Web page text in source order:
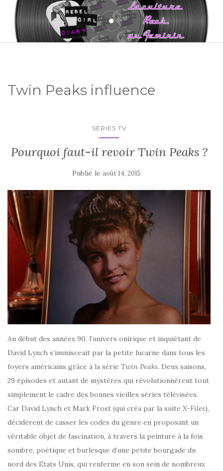
Twin Peaks influence
SÉRIES TV
Pourquoi faut-il revoir Twin Peaks ?
Publié le août 14, 2015
Au début des années 90, l’univers onirique et inquiétant de
David Lynch s’immisceait par la petite lucarne dans tous les
foyers américains grâce à la série Twin Peaks. Deux saisons,
29 épisodes et autant de mystères qui révolutionnèrent tout
simplement le cadre des bonnes vieilles séries télévisées.
Car David Lynch et Mark Frost (qui créa par la suite X-Files),
décidèrent de casser les codes du genre en proposant un
véritable objet de fascination, à travers la peinture à la fois
sombre, poétique et burlesque d’une petite bourgade du
nord des Etats Unis, qui renferme en son sein de nombreux